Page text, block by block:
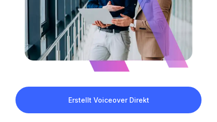
Erstellt Voiceover Direkt